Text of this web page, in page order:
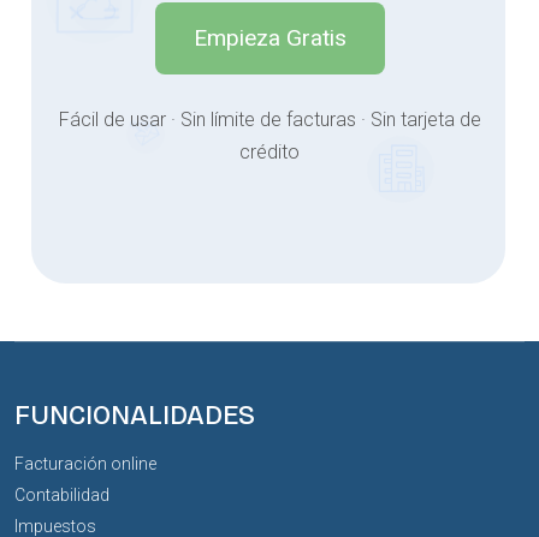
Empieza Gratis
Fácil de usar · Sin límite de facturas · Sin tarjeta de
crédito
FUNCIONALIDADES
Facturación online
Contabilidad
Impuestos